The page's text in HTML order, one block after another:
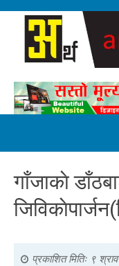
गाँजाकाे
प्रकाशित मितिः ९